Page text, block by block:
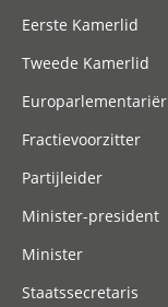
Eerste Kamerlid
Tweede Kamerlid
Europarlementariër
Fractievoorzitter
Partijleider
Minister-president
Minister
Staatssecretaris